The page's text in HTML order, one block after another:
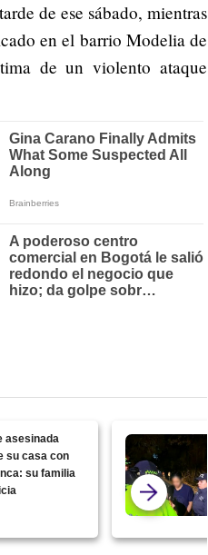
de ese sábado, mientras
en el barrio Modelia de
de un violento ataque
asesinada
su casa con
su familia